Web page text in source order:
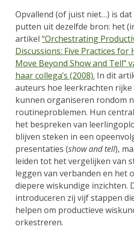
Opvallend (of juist niet…) is
putten uit dezelfde bron: het
artikel “Orchestrating
Discussions: Five Practices for
Move Beyond Show and Tell”
haar collega’s (2008). In dit
auteurs hoe leerkrachten
kunnen organiseren rondom
routineproblemen. Hun
het bespreken van
blijven steken in een
presentaties (show and tell),
leiden tot het vergelijken van
leggen van verbanden en het
diepere wiskundige inzichten.
introduceren zij vijf stappen
helpen om productieve
orkestreren.